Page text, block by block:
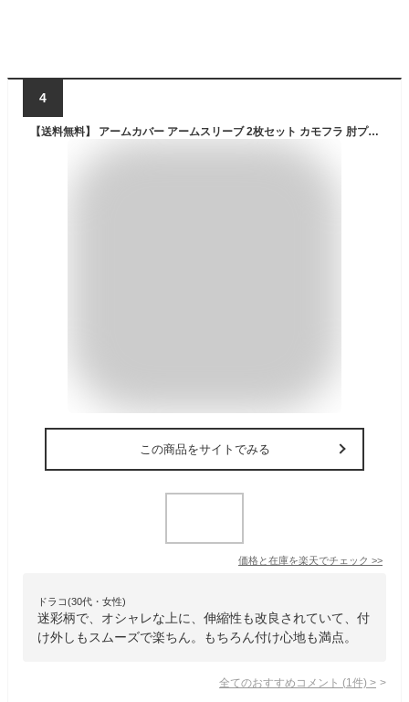
4
【送料無料】 アームカバー アームスリーブ 2枚セット カモフラ 肘プロテクター 滑り止め付き 肘パッド 日焼け防止 男女兼用 腕 エルボーガード パット フリーサイズ 肘当て 格闘技 スケボー バイク 自転車 サバゲー ランニング バレー バスケ
この商品をサイトでみる
価格と在庫を楽天でチェック >>
ドラコ(30代・女性)
迷彩柄で、オシャレな上に、伸縮性も改良されていて、付
け外しもスムーズで楽ちん。もちろん付け心地も満点。
全てのおすすめコメント (1 件) >